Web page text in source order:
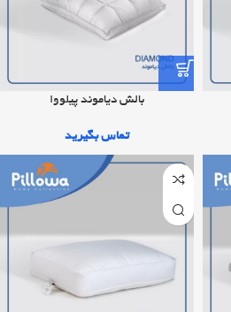
بالش دیاموند پیلووا
تماس بگیرید